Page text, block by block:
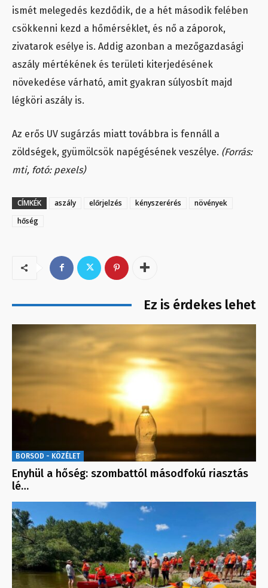
ismét melegedés kezdődik, de a hét második felében
csökkenni kezd a hőmérséklet, és nő a záporok,
zivatarok esélye is. Addig azonban a mezőgazdasági
aszály mértékének és területi kiterjedésének
növekedése várható, amit gyakran súlyosbít majd
légköri aszály is.
Az erős UV sugárzás miatt továbbra is fennáll a
zöldségek, gyümölcsök napégésének veszélye. (Forrás:
mti, fotó: pexels)
CÍMKÉK aszály előrjelzés kényszerérés
növények
hőség
Ez is érdekes lehet
BORSOD - KÖZÉLET
Enyhül a hőség: szombattól másodfokú riasztás
lé…